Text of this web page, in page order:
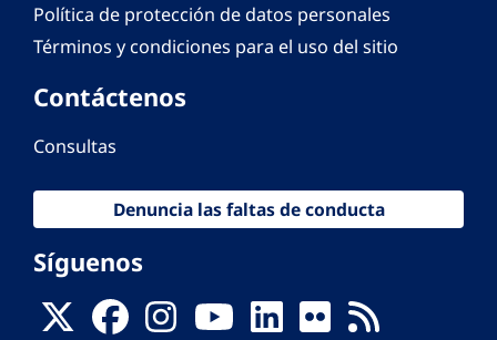
Política de protección de datos personales
Términos y condiciones para el uso del sitio
Contáctenos
Consultas
Denuncia las faltas de conducta
Síguenos